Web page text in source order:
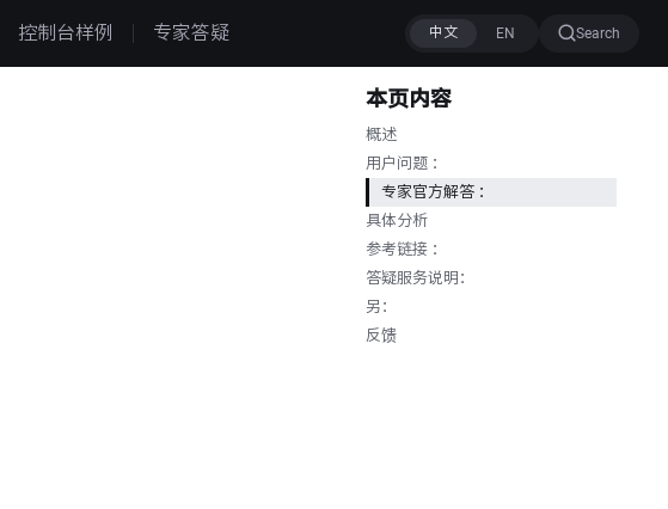
控制台样例 专家答疑 Search
本页内容
概述
用户问题 ：
专家官方解答 ：
具体分析
参考链接 ：
答疑服务说明：
另：
反馈